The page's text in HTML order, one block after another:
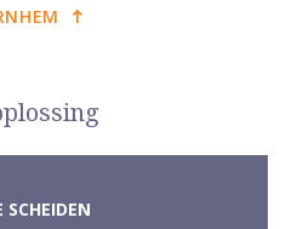
SCHEIDEN